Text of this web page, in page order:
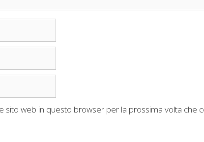
sito web in questo browser per la prossima volta che